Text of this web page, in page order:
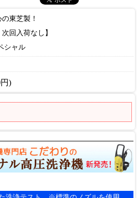
東芝製！
回入荷なし】
シャル
)